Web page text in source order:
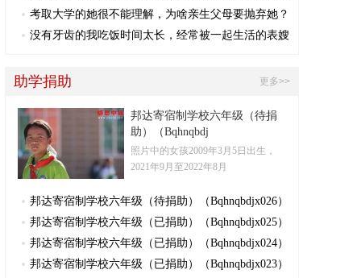
考取大学的她很不能理解，为啥亲生父母要抛弃她？
没有牙齿的我吃饭时间太长，经常被一起生活的表嫂
更多>>
助学捐助
邦达寄宿制学校六年级（待捐
助）（Bqhnqbdj
照片中的女孩2009年3月5日出生，
2021年9月至2022年8月
邦达寄宿制学校六年级（待捐助）（Bqhnqbdjx026）
邦达寄宿制学校六年级（已捐助）（Bqhnqbdjx025）
邦达寄宿制学校六年级（已捐助）（Bqhnqbdjx024）
邦达寄宿制学校六年级（已捐助）（Bqhnqbdjx023）